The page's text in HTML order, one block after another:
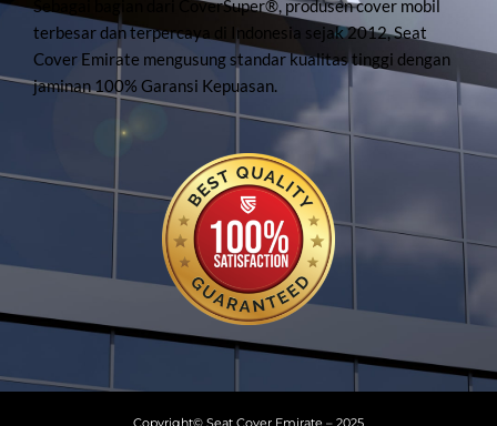
Sebagai bagian dari CoverSuper®, produsen cover mobil
terbesar dan terpercaya di Indonesia sejak 2012, Seat
Cover Emirate mengusung standar kualitas tinggi dengan
jaminan 100% Garansi Kepuasan.
Copyright© Seat Cover Emirate – 2025